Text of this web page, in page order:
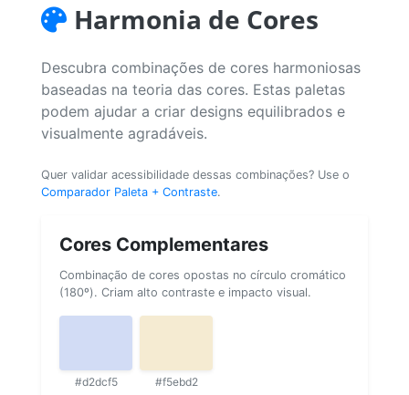
Harmonia de Cores
Descubra combinações de cores harmoniosas
baseadas na teoria das cores. Estas paletas
podem ajudar a criar designs equilibrados e
visualmente agradáveis.
Quer validar acessibilidade dessas combinações? Use o
Comparador Paleta + Contraste.
Cores Complementares
Combinação de cores opostas no círculo cromático
(180º). Criam alto contraste e impacto visual.
#d2dcf5 #f5ebd2